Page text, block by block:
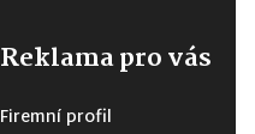
Reklama pro vás
Firemní profil